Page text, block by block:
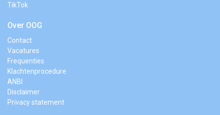
TikTok
Over OOG
Contact
Vacatures
Frequenties
Klachtenprocedure
ANBI
Disclaimer
Privacy statement